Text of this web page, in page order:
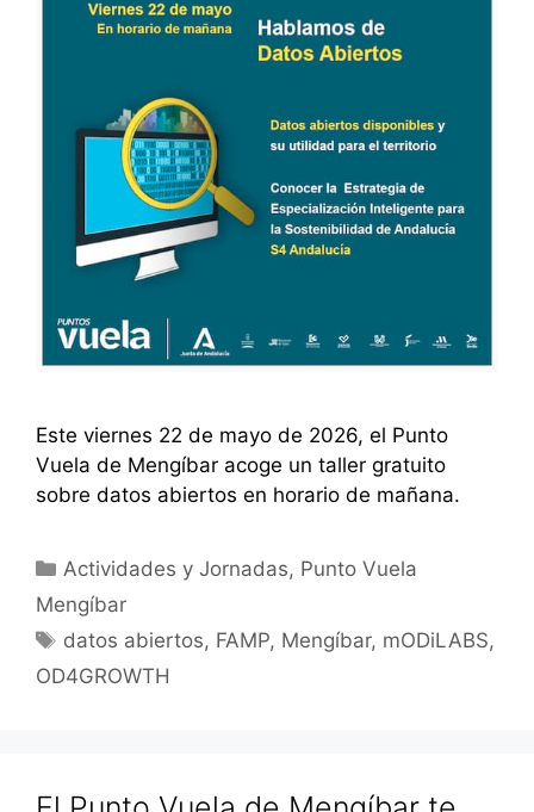
Este viernes 22 de mayo de 2026, el Punto
Vuela de Mengíbar acoge un taller gratuito
sobre datos abiertos en horario de mañana.
Categorías
Actividades y Jornadas, Punto Vuela
Mengíbar
Etiquetas
datos abiertos, FAMP, Mengíbar, mODiLABS,
OD4GROWTH